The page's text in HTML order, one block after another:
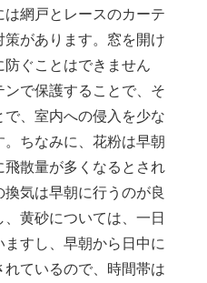
網戸とレースのカーテ
があります。窓を開け
ぐことはできません
で保護することで、そ
、室内への侵入を少な
ちなみに、花粉は早朝
散量が多くなるとされ
気は早朝に行うのが良
黄砂については、一日
すし、早朝から日中に
ているので、時間帯は